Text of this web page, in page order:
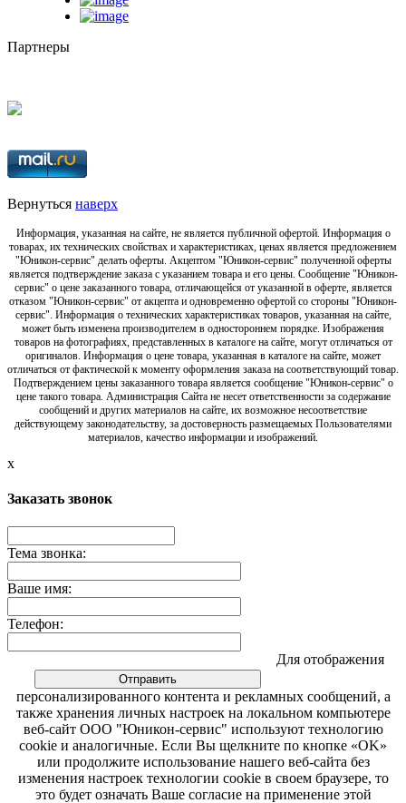
Партнеры
Вернуться наверх
Информация, указанная на сайте, не является публичной офертой. Информация о
товарах, их технических свойствах и характеристиках, ценах является предложением
"Юникон-сервис" делать оферты. Акцептом "Юникон-сервис" полученной оферты
является подтверждение заказа с указанием товара и его цены. Сообщение "Юникон-
сервис" о цене заказанного товара, отличающейся от указанной в оферте, является
отказом "Юникон-сервис" от акцепта и одновременно офертой со стороны "Юникон-
сервис". Информация о технических характеристиках товаров, указанная на сайте,
может быть изменена производителем в одностороннем порядке. Изображения
товаров на фотографиях, представленных в каталоге на сайте, могут отличаться от
оригиналов. Информация о цене товара, указанная в каталоге на сайте, может
отличаться от фактической к моменту оформления заказа на соответствующий товар.
Подтверждением цены заказанного товара является сообщение "Юникон-сервис" о
цене такого товара. Администрация Сайта не несет ответственности за содержание
сообщений и других материалов на сайте, их возможное несоответствие
действующему законодательству, за достоверность размещаемых Пользователями
материалов, качество информации и изображений.
x
Заказать звонок
Тема звонка:
Ваше имя:
Телефон:
Для отображения
персонализированного контента и рекламных сообщений, а
также хранения личных настроек на локальном компьютере
веб-сайт ООО "Юникон-сервис" используют технологию
cookie и аналогичные. Если Вы щелкните по кнопке «OK»
или продолжите использование нашего веб-сайта без
изменения настроек технологии cookie в своем браузере, то
это будет означать Ваше согласие на применение этой